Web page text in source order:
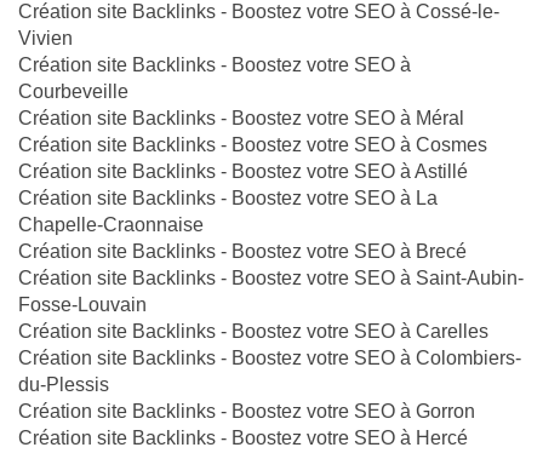
Création site Backlinks - Boostez votre SEO à Cossé-le-
Vivien
Création site Backlinks - Boostez votre SEO à
Courbeveille
Création site Backlinks - Boostez votre SEO à Méral
Création site Backlinks - Boostez votre SEO à Cosmes
Création site Backlinks - Boostez votre SEO à Astillé
Création site Backlinks - Boostez votre SEO à La
Chapelle-Craonnaise
Création site Backlinks - Boostez votre SEO à Brecé
Création site Backlinks - Boostez votre SEO à Saint-Aubin-
Fosse-Louvain
Création site Backlinks - Boostez votre SEO à Carelles
Création site Backlinks - Boostez votre SEO à Colombiers-
du-Plessis
Création site Backlinks - Boostez votre SEO à Gorron
Création site Backlinks - Boostez votre SEO à Hercé